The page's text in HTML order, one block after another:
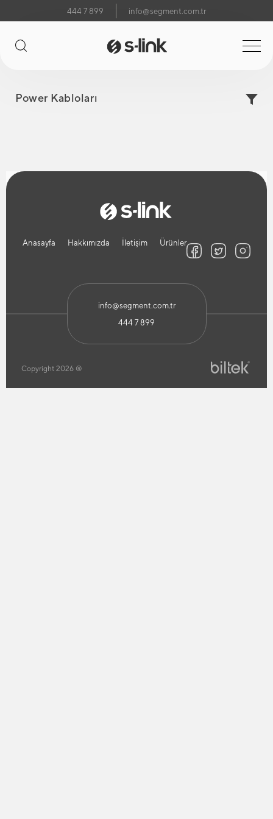
444 7 899 info@segment.com.tr
Power Kabloları
Anasayfa Hakkımızda İletişim Ürünler
info@segment.com.tr
444 7 899
Copyright 2026 ®